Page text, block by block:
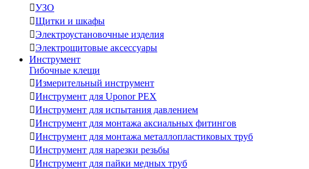
УЗО
Щитки и шкафы
Электроустановочные изделия
Электрощитовые аксессуары
Инструмент
Гибочные клещи
Измерительный инструмент
Инструмент для Uponor PEX
Инструмент для испытания давлением
Инструмент для монтажа аксиальных фитингов
Инструмент для монтажа металлопластиковых труб
Инструмент для нарезки резьбы
Инструмент для пайки медных труб